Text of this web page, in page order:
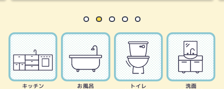
キッチン お風呂 トイレ 洗面